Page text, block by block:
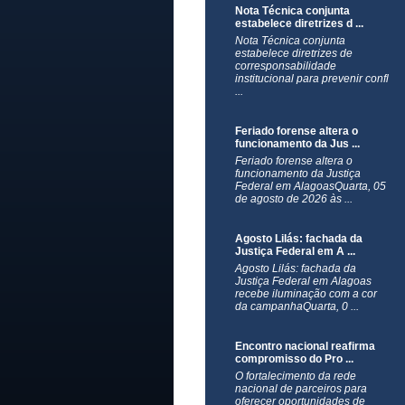
Nota Técnica conjunta
estabelece diretrizes d ...
Nota Técnica conjunta
estabelece diretrizes de
corresponsabilidade
institucional para prevenir confl
...
Feriado forense altera o
funcionamento da Jus ...
Feriado forense altera o
funcionamento da Justiça
Federal em AlagoasQuarta, 05
de agosto de 2026 às ...
Agosto Lilás: fachada da
Justiça Federal em A ...
Agosto Lilás: fachada da
Justiça Federal em Alagoas
recebe iluminação com a cor
da campanhaQuarta, 0 ...
Encontro nacional reafirma
compromisso do Pro ...
O fortalecimento da rede
nacional de parceiros para
oferecer oportunidades de